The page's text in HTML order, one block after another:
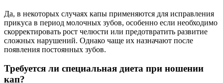
Да, в некоторых случаях капы применяются для исправления
прикуса в период молочных зубов, особенно если необходимо
скорректировать рост челюсти или предотвратить развитие
сложных нарушений. Однако чаще их назначают после
появления постоянных зубов.
Требуется ли специальная диета при ношении
кап?